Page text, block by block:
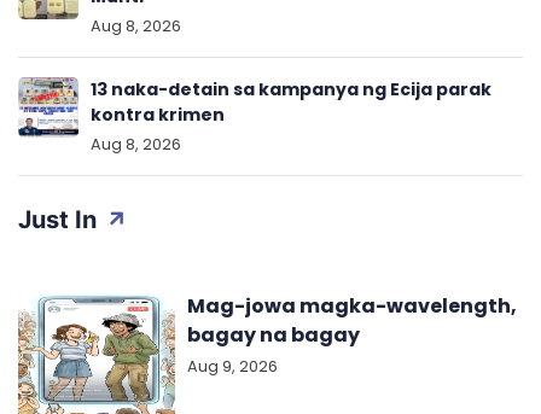
Just In
Mag-jowa magka-wavelength,
bagay na bagay
Aug 9, 2026
Aug 8, 2026
13 naka-detain sa kampanya ng Ecija parak
kontra krimen
Aug 8, 2026